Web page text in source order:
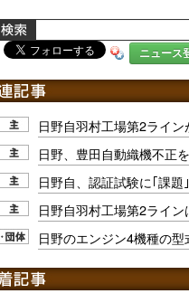
ニュース
日野自羽村工場第2ライ
日野、豊田自動織機不正
日野自、認証試験に｢課
日野自羽村工場第2ライ
日野のエンジン4機種の